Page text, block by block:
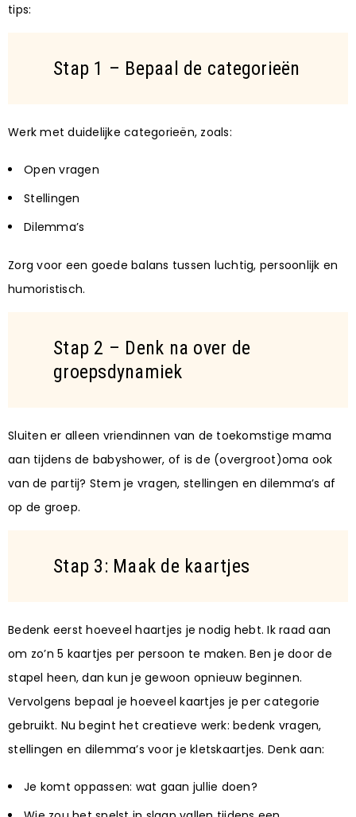
tips:
Stap 1 – Bepaal de categorieën
Werk met duidelijke categorieën, zoals:
Open vragen
Stellingen
Dilemma’s
Zorg voor een goede balans tussen luchtig, persoonlijk en
humoristisch.
Stap 2 – Denk na over de
groepsdynamiek
Sluiten er alleen vriendinnen van de toekomstige mama
aan tijdens de babyshower, of is de (overgroot)oma ook
van de partij? Stem je vragen, stellingen en dilemma’s af
op de groep.
Stap 3: Maak de kaartjes
Bedenk eerst hoeveel haartjes je nodig hebt. Ik raad aan
om zo’n 5 kaartjes per persoon te maken. Ben je door de
stapel heen, dan kun je gewoon opnieuw beginnen.
Vervolgens bepaal je hoeveel kaartjes je per categorie
gebruikt. Nu begint het creatieve werk: bedenk vragen,
stellingen en dilemma’s voor je kletskaartjes. Denk aan:
Je komt oppassen: wat gaan jullie doen?